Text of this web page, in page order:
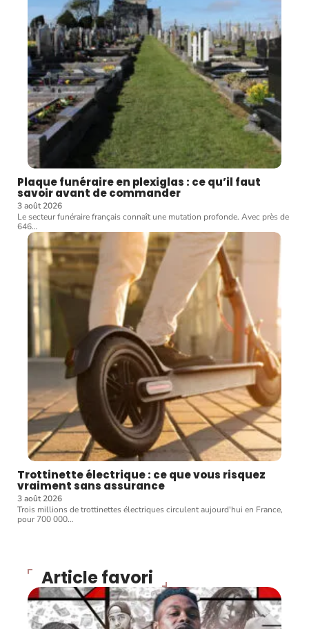
Plaque funéraire en plexiglas : ce qu’il faut
savoir avant de commander
3 août 2026
Le secteur funéraire français connaît une mutation profonde. Avec près de
646…
Trottinette électrique : ce que vous risquez
vraiment sans assurance
3 août 2026
Trois millions de trottinettes électriques circulent aujourd'hui en France,
pour 700 000…
Article favori